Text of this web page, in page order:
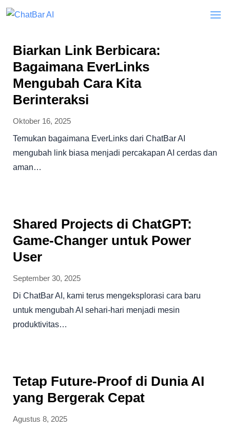
Biarkan Link Berbicara:
Bagaimana EverLinks
Mengubah Cara Kita
Berinteraksi
Oktober 16, 2025
Temukan bagaimana EverLinks dari ChatBar AI
mengubah link biasa menjadi percakapan AI cerdas dan
aman…
Shared Projects di ChatGPT:
Game-Changer untuk Power
User
September 30, 2025
Di ChatBar AI, kami terus mengeksplorasi cara baru
untuk mengubah AI sehari-hari menjadi mesin
produktivitas…
Tetap Future-Proof di Dunia AI
yang Bergerak Cepat
Agustus 8, 2025